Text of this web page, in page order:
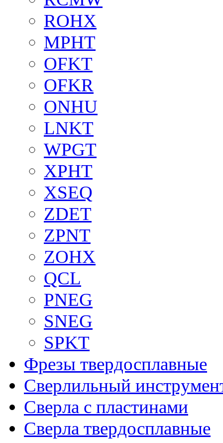
ROHX
MPHT
OFKT
OFKR
ONHU
LNKT
WPGT
XPHT
XSEQ
ZDET
ZPNT
ZOHX
QCL
PNEG
SNEG
SPKT
Фрезы твердосплавные
Сверлильный
Сверла с пластинами
Сверла твердосплавные